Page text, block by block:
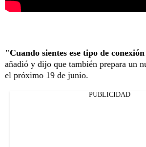
"Cuando sientes ese tipo de
añadió y dijo que también prepara un
el próximo 19 de junio.
PUBLICIDAD